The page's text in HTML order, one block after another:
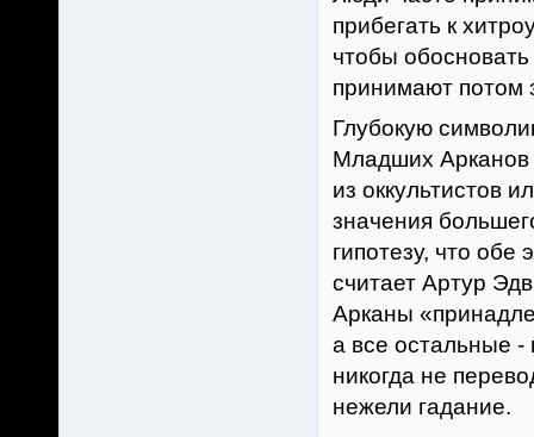
прибегать к
чтобы
принимают потом
Глубокую
Младших Арканов
из оккультистов
значения
гипотезу, что обе
считает Артур
Арканы
а все остальные
никогда не
нежели гадание.